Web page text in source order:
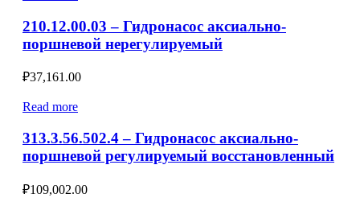
210.12.00.03 – Гидронасос аксиально-
поршневой нерегулируемый
₽37,161.00
Read more
313.3.56.502.4 – Гидронасос аксиально-
поршневой регулируемый восстановленный
₽109,002.00